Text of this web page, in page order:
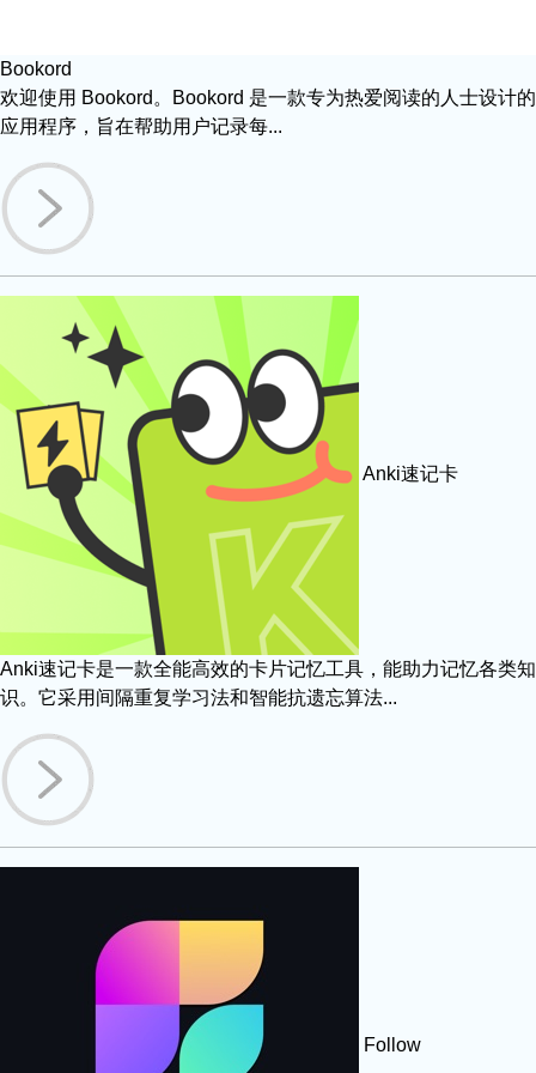
Bookord
欢迎使用 Bookord。Bookord 是一款专为热爱阅读的人士设计的
应用程序，旨在帮助用户记录每...
Anki速记卡
Anki速记卡是一款全能高效的卡片记忆工具，能助力记忆各类知
识。它采用间隔重复学习法和智能抗遗忘算法...
Follow